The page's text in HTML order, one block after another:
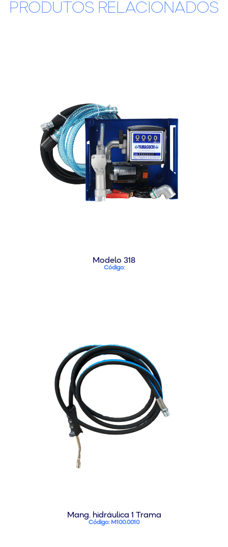
PRODUTOS RELACIONADOS
Modelo 318
Código:
Mang. hidráulica 1 Trama
Código: M100.0010